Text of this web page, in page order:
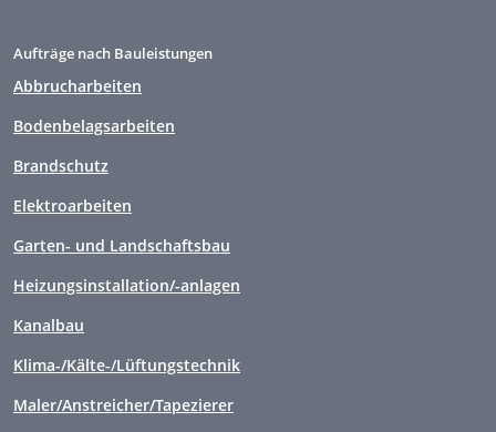
Aufträge nach Bauleistungen
Abbrucharbeiten
Bodenbelagsarbeiten
Brandschutz
Elektroarbeiten
Garten- und Landschaftsbau
Heizungsinstallation/-anlagen
Kanalbau
Klima-/Kälte-/Lüftungstechnik
Maler/Anstreicher/Tapezierer